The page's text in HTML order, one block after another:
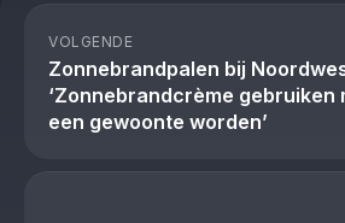
VOLGENDE
Zonnebrandpalen bij
‘Zonnebrandcrème gebruiken
een gewoonte worden’